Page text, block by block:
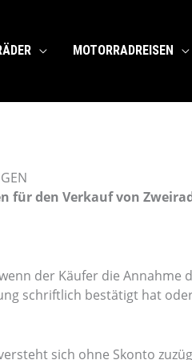
MOTORRADREISEN
für den Verkauf von
der Käufer die
schriftlich bestätigt hat
sich ohne Skonto